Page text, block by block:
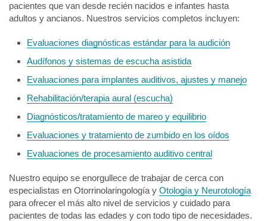
pacientes que van desde recién nacidos e infantes hasta
adultos y ancianos. Nuestros servicios completos incluyen:
Evaluaciones diagnósticas estándar para la audición
Audífonos y sistemas de escucha asistida
Evaluaciones para implantes auditivos, ajustes y manejo
Rehabilitación/terapia aural (escucha)
Diagnósticos/tratamiento de mareo y equilibrio
Evaluaciones y tratamiento de zumbido en los oídos
Evaluaciones de procesamiento auditivo central
Nuestro equipo se enorgullece de trabajar de cerca con
especialistas en Otorrinolaringología y Otología y Neurotología
para ofrecer el más alto nivel de servicios y cuidado para
pacientes de todas las edades y con todo tipo de necesidades.